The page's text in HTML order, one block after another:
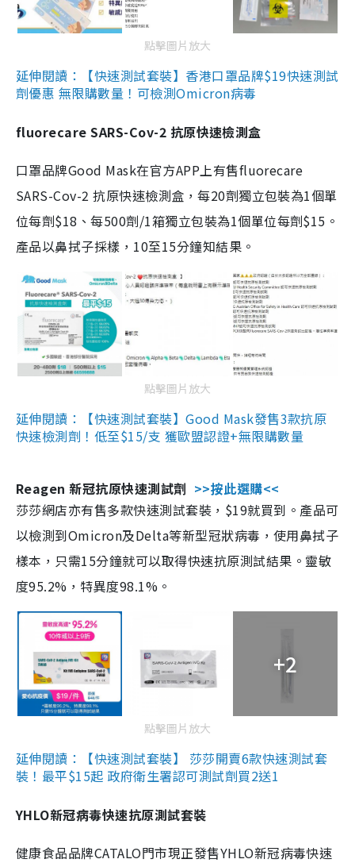
點擊圖片放大
延伸閱讀：【快速測試套裝】香港口罩品牌$19快速測試
劑優惠 無限購數量！可檢測Omicron病毒
fluorecare SARS-Cov-2 抗原快速檢測盒
口罩品牌Good Mask在官方APP上有售fluorecare
SARS-Cov-2 抗原快速檢測盒，每20劑獨立包裝為1個單
位每劑$18、每500劑/1箱獨立包裝為1個單位每劑$15。
產品以鼻拭子採樣，10至15分鐘知結果。
點擊圖片放大
延伸閱讀：【快速測試套裝】Good Mask發售3款抗原
快速檢測劑！低至$15/支 獲歐盟認證+無限購數量
Reagen 新冠抗原快速測試劑 >>按此選購<<
莎莎網店亦有售多款快速測試套裝，$19就買到。產品可
以檢測到Omicron及Delta等新型冠狀病毒，使用鼻拭子
樣本，只需15分鐘就可以取得快速抗原測試結果。靈敏
度95.2%，特異度98.1%。
+2
點擊圖片放大
延伸閱讀：【快速測試套裝】 莎莎開賣6款快速測試套
裝！最平$15起 政府衛生署認可測試劑買2送1
YHLO新冠病毒快速抗原測試套裝
健康食品品牌CATALO門市現正發售YHLO新冠病毒快速